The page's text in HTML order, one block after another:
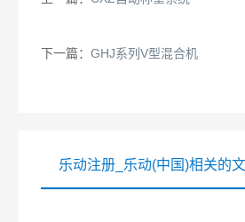
下一篇：GHJ系列V型混合机
乐动注册_乐动(中国)相关的